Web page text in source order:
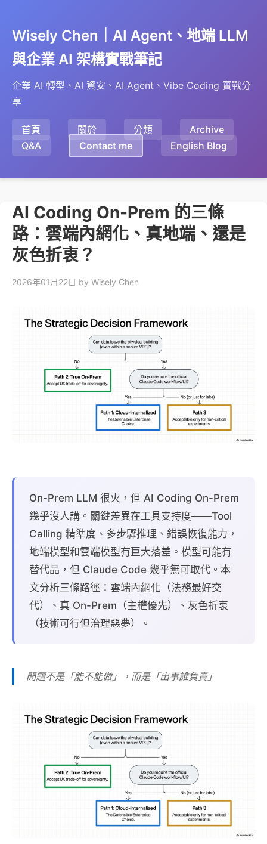
Wisely Chen｜AI Agent、地端 LLM
與企業 AI 架構實戰筆記
企業 AI 轉型、AI 資安、AI Agent、Vibe Coding 實戰分
享
首頁 關於 分類
Archive
Q&A
Contact me English Blog
AI Coding On-Prem 的三條
路：雲端內網化、真地端、還是
灰色折衷？
2026年01月22日 by Wisely Chen
On-Prem LLM 很火，但 AI Coding On-Prem
幾乎沒人講。關鍵差異在工具支持度——Tool
Calling 精準度、多步驟推理、錯誤恢復能力，
地端模型和雲端模型有巨大落差。模型可能有
替代品，但 Claude Code 幾乎無可取代。本
文分析三條路徑：雲端內網化（法務最好交
代）、真 On-Prem（主權優先）、灰色折衷
（技術可行但治理惡夢）。
問題不是「能不能做」，而是「出事誰負責」